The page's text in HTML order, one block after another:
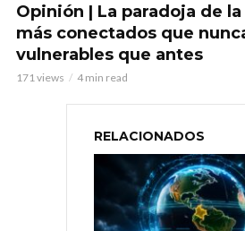
Opinión | La paradoja de
más conectados que
vulnerables que antes
171 views 4 min read
RELACIONADOS